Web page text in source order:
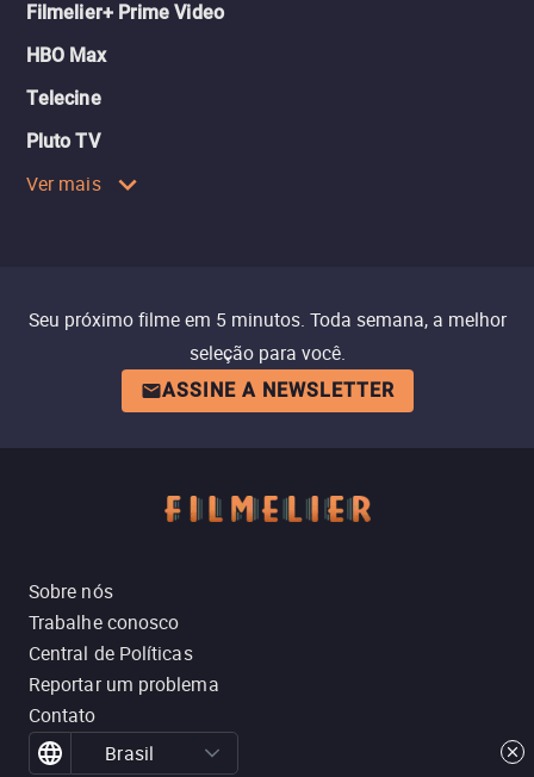
Filmelier+ Prime Video
HBO Max
Telecine
Pluto TV
Ver mais
Seu próximo filme em 5 minutos. Toda semana, a melhor
seleção para você.
ASSINE A NEWSLETTER
Sobre nós
Trabalhe conosco
Central de Políticas
Reportar um problema
Contato
Brasil